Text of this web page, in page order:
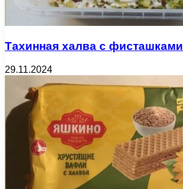
Тахинная халва с фисташками
29.11.2024